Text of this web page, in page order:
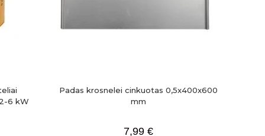
6 kW
Padas krosnelei cinkuotas 0,5x400x600
mm
7,99 €